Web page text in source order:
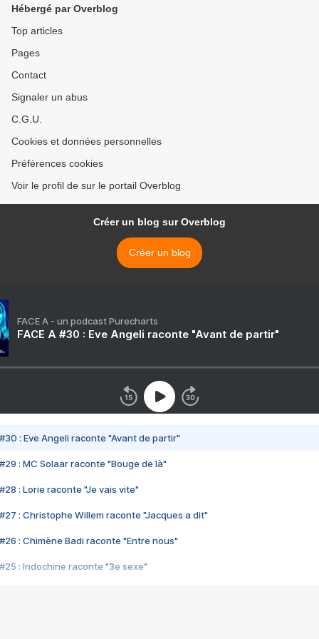
Hébergé par Overblog
Top articles
Pages
Contact
Signaler un abus
C.G.U.
Cookies et données personnelles
Préférences cookies
Voir le profil de sur le portail Overblog
Créer un blog sur Overblog
Créer un blog
FACE A - un podcast Purecharts
FACE A #30 : Eve Angeli raconte "Avant de partir"
#30 : Eve Angeli raconte "Avant de partir"
#29 : MC Solaar raconte "Bouge de là"
#28 : Lorie raconte "Je vais vite"
#27 : Christophe Willem raconte "Jacques a dit"
#26 : Chimène Badi raconte "Entre nous"
#25 : Indochine raconte "3e sexe"